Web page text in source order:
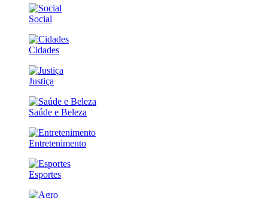
Social
Cidades
Justiça
Saúde e Beleza
Entretenimento
Esportes